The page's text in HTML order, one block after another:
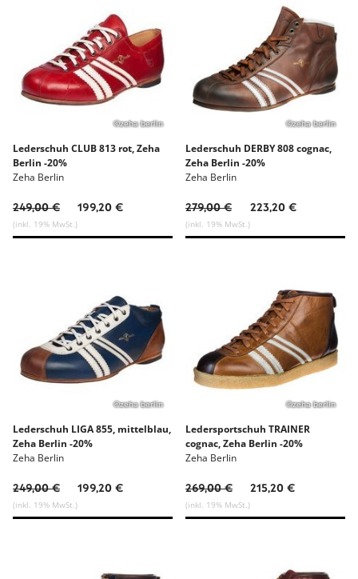
TITEL AUFSTEIGEND
TITEL ABSTEIGEND
©zeha berlin
Lederschuh CLUB 813 rot, Zeha
Berlin -20%
Zeha Berlin
249,00 € 199,20 €
(inkl. 19% MwSt.)
©zeha berlin
Lederschuh DERBY 808 cognac,
Zeha Berlin -20%
Zeha Berlin
279,00 € 223,20 €
(inkl. 19% MwSt.)
©zeha berlin
Lederschuh LIGA 855, mittelblau,
Zeha Berlin -20%
Zeha Berlin
249,00 € 199,20 €
(inkl. 19% MwSt.)
©zeha berlin
Ledersportschuh TRAINER
cognac, Zeha Berlin -20%
Zeha Berlin
269,00 € 215,20 €
(inkl. 19% MwSt.)